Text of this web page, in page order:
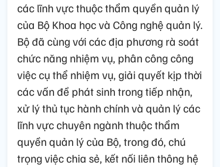
các lĩnh vực thuộc thẩm quyền quản lý
của Bộ Khoa học và Công nghệ quản lý.
Bộ đã cùng với các địa phương rà soát
chức năng nhiệm vụ, phân công công
việc cụ thể nhiệm vụ, giải quyết kịp thời
các vấn đề phát sinh trong tiếp nhận,
xử lý thủ tục hành chính và quản lý các
lĩnh vực chuyên ngành thuộc thẩm
quyền quản lý của Bộ, trong đó, chú
trọng việc chia sẻ, kết nối liên thông hệ